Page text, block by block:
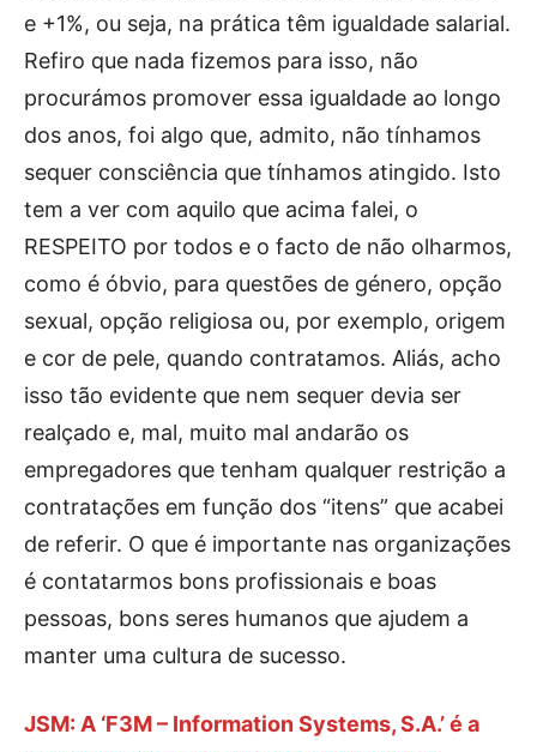
e +1%, ou seja, na prática têm igualdade salarial.
Refiro que nada fizemos para isso, não
procurámos promover essa igualdade ao longo
dos anos, foi algo que, admito, não tínhamos
sequer consciência que tínhamos atingido. Isto
tem a ver com aquilo que acima falei, o
RESPEITO por todos e o facto de não olharmos,
como é óbvio, para questões de género, opção
sexual, opção religiosa ou, por exemplo, origem
e cor de pele, quando contratamos. Aliás, acho
isso tão evidente que nem sequer devia ser
realçado e, mal, muito mal andarão os
empregadores que tenham qualquer restrição a
contratações em função dos “itens” que acabei
de referir. O que é importante nas organizações
é contatarmos bons profissionais e boas
pessoas, bons seres humanos que ajudem a
manter uma cultura de sucesso.
JSM: A ‘F3M – Information Systems, S.A.’ é a